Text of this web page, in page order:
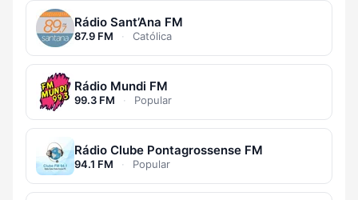
Rádio Sant’Ana FM
87.9 FM · Católica
Rádio Mundi FM
99.3 FM · Popular
Rádio Clube Pontagrossense FM
94.1 FM · Popular